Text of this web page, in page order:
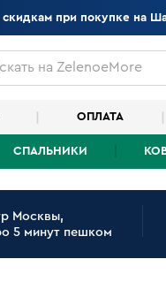
скидкам при покупке на
на ZelenoeMore
ОПЛАТА
СПАЛЬНИКИ
Москвы,
5 минут пешком